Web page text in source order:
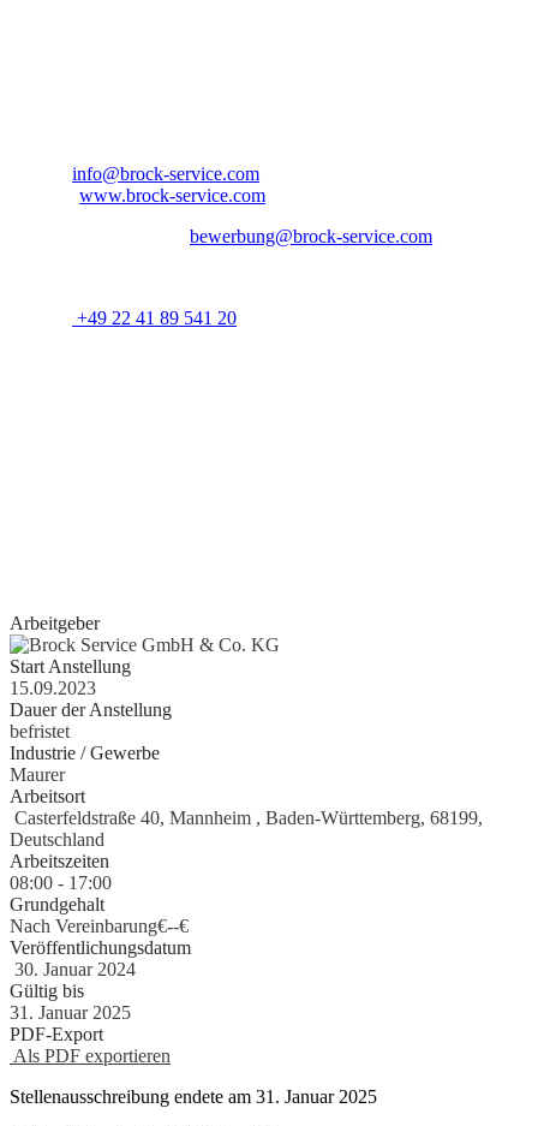
info@brock-service.com
www.brock-service.com
bewerbung@brock-service.com
+49 22 41 89 541 20
Arbeitgeber
Start Anstellung
15.09.2023
Dauer der Anstellung
befristet
Industrie / Gewerbe
Maurer
Arbeitsort
Casterfeldstraße 40, Mannheim , Baden-Württemberg, 68199,
Deutschland
Arbeitszeiten
08:00 - 17:00
Grundgehalt
Nach Vereinbarung€--€
Veröffentlichungsdatum
30. Januar 2024
Gültig bis
31. Januar 2025
PDF-Export
Als PDF exportieren
Stellenausschreibung endete am 31. Januar 2025